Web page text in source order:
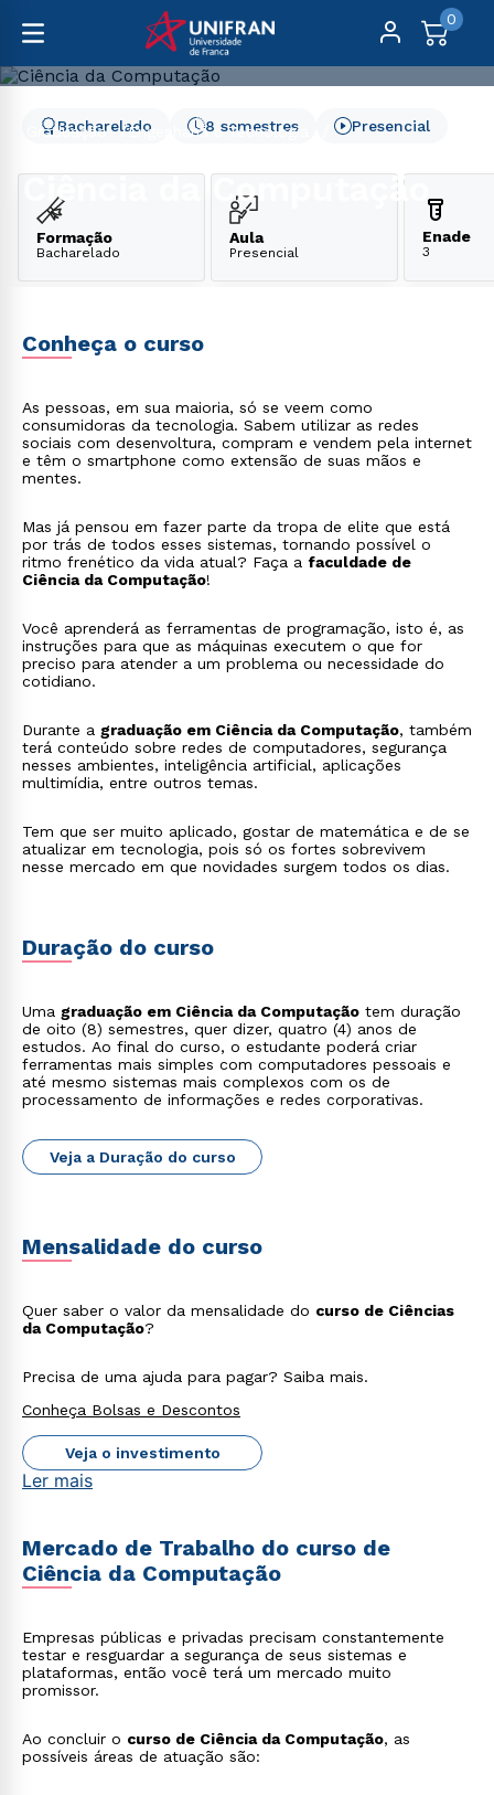
0
Graduação
Engenharia e Tecnologia
Ciência da Computação
8 semestres
Bacharelado Presencial
Formação
Bacharelado
Aula
Presencial
Enade
3
Conheça o curso
As pessoas, em sua maioria, só se veem como
consumidoras da tecnologia. Sabem utilizar as redes
sociais com desenvoltura, compram e vendem pela internet
e têm o smartphone como extensão de suas mãos e
mentes.
Mas já pensou em fazer parte da tropa de elite que está
por trás de todos esses sistemas, tornando possível o
ritmo frenético da vida atual? Faça a faculdade de
Ciência da Computação!
Você aprenderá as ferramentas de programação, isto é, as
instruções para que as máquinas executem o que for
preciso para atender a um problema ou necessidade do
cotidiano.
Durante a graduação em Ciência da Computação, também
terá conteúdo sobre redes de computadores, segurança
nesses ambientes, inteligência artificial, aplicações
multimídia, entre outros temas.
Tem que ser muito aplicado, gostar de matemática e de se
atualizar em tecnologia, pois só os fortes sobrevivem
nesse mercado em que novidades surgem todos os dias.
Duração do curso
Uma graduação em Ciência da Computação tem duração
de oito (8) semestres, quer dizer, quatro (4) anos de
estudos. Ao final do curso, o estudante poderá criar
ferramentas mais simples com computadores pessoais e
até mesmo sistemas mais complexos com os de
processamento de informações e redes corporativas.
Veja a Duração do curso
Mensalidade do curso
Quer saber o valor da mensalidade do curso de Ciências
da Computação?
Precisa de uma ajuda para pagar? Saiba mais.
Conheça Bolsas e Descontos
Veja o investimento
Ler mais
Mercado de Trabalho do curso de
Ciência da Computação
Empresas públicas e privadas precisam constantemente
testar e resguardar a segurança de seus sistemas e
plataformas, então você terá um mercado muito
promissor.
Ao concluir o curso de Ciência da Computação, as
possíveis áreas de atuação são: